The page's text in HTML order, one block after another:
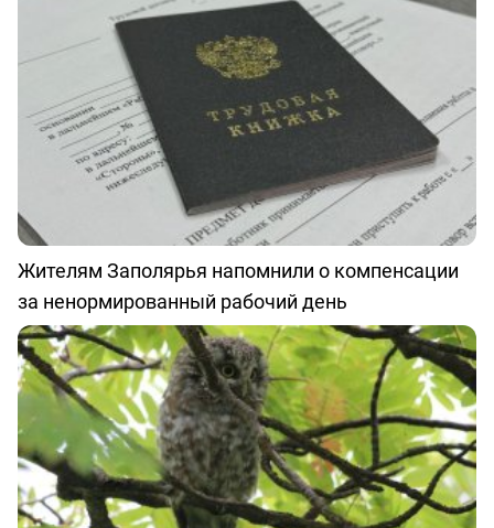
Жителям Заполярья напомнили о компенсации
за ненормированный рабочий день